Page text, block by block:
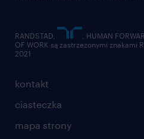
kontakt
ciasteczka
mapa strony
RANDSTAD,
, HUMAN
OF WORK są zastrzeżonymi znakami
2021